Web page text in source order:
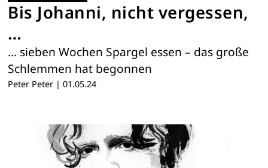
Bis Johanni, nicht vergessen,
…
… sieben Wochen Spargel essen – das große
Schlemmen hat begonnen
Peter Peter | 01.05.24